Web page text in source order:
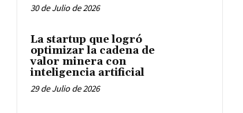
30 de Julio de 2026
La startup que logró
optimizar la cadena de
valor minera con
inteligencia artificial
29 de Julio de 2026